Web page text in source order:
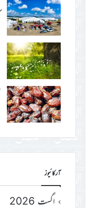
آرکائیوز
اگست 2026